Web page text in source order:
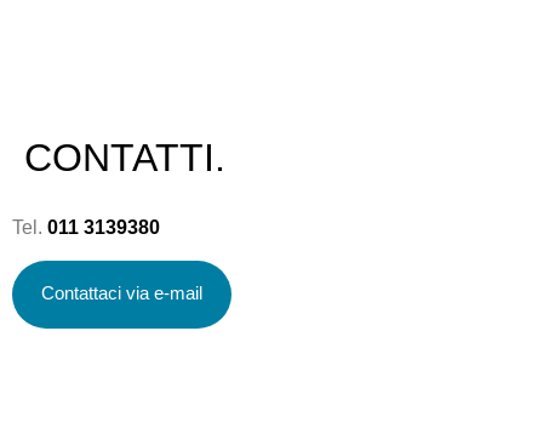
CONTATTI.
Tel. 011 3139380
Contattaci via e-mail